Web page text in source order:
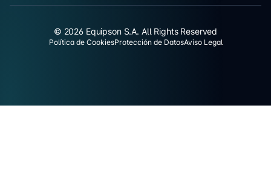
© 2026 Equipson S.A. All Rights Reserved
Política de CookiesProtección de DatosAviso Legal